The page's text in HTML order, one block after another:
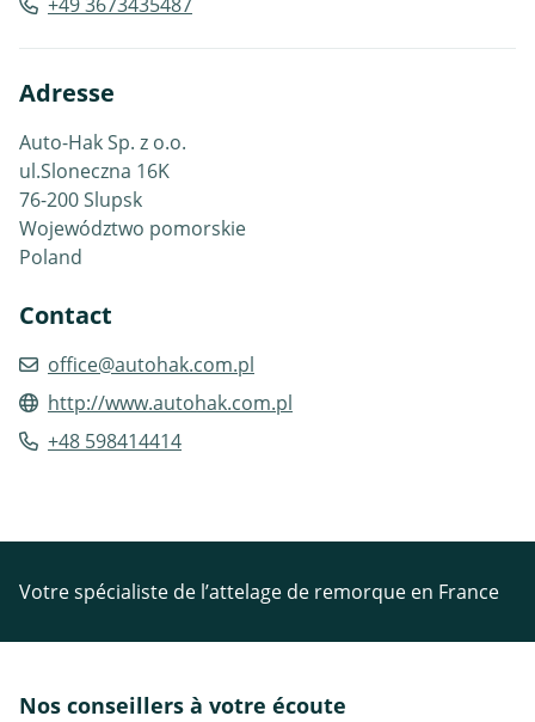
+49 3673435487
Adresse
Auto-Hak Sp. z o.o.
ul.Sloneczna 16K
76-200 Slupsk
Województwo pomorskie
Poland
Contact
office@autohak.com.pl
http://www.autohak.com.pl
+48 598414414
Votre spécialiste de l’attelage de remorque en France
Nos conseillers à votre écoute